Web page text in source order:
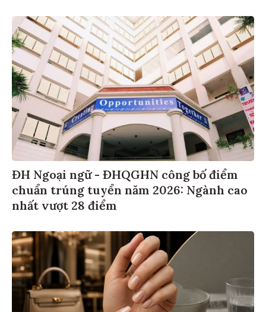
ĐH Ngoại ngữ - ĐHQGHN công bố điểm
chuẩn trúng tuyển năm 2026: Ngành cao
nhất vượt 28 điểm